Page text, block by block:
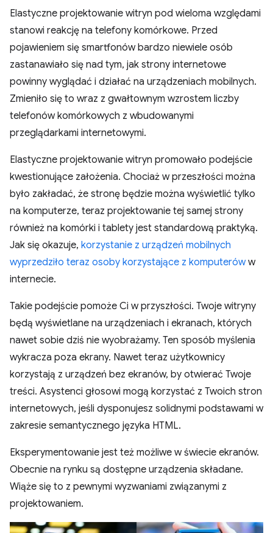
Elastyczne projektowanie witryn pod wieloma względami
stanowi reakcję na telefony komórkowe. Przed
pojawieniem się smartfonów bardzo niewiele osób
zastanawiało się nad tym, jak strony internetowe
powinny wyglądać i działać na urządzeniach mobilnych.
Zmieniło się to wraz z gwałtownym wzrostem liczby
telefonów komórkowych z wbudowanymi
przeglądarkami internetowymi.
Elastyczne projektowanie witryn promowało podejście
kwestionujące założenia. Chociaż w przeszłości można
było zakładać, że stronę będzie można wyświetlić tylko
na komputerze, teraz projektowanie tej samej strony
również na komórki i tablety jest standardową praktyką.
Jak się okazuje, korzystanie z urządzeń mobilnych
wyprzedziło teraz osoby korzystające z komputeróww
internecie.
Takie podejście pomoże Ci w przyszłości. Twoje witryny
będą wyświetlane na urządzeniach i ekranach, których
nawet sobie dziś nie wyobrażamy. Ten sposób myślenia
wykracza poza ekrany. Nawet teraz użytkownicy
korzystają z urządzeń bez ekranów, by otwierać Twoje
treści. Asystenci głosowi mogą korzystać z Twoich stron
internetowych, jeśli dysponujesz solidnymi podstawami w
zakresie semantycznego języka HTML.
Eksperymentowanie jest też możliwe w świecie ekranów.
Obecnie na rynku są dostępne urządzenia składane.
Wiąże się to z pewnymi wyzwaniami związanymi z
projektowaniem.